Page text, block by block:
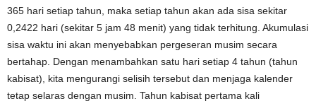
365 hari setiap tahun, maka setiap tahun akan ada sisa sekitar
0,2422 hari (sekitar 5 jam 48 menit) yang tidak terhitung. Akumulasi
sisa waktu ini akan menyebabkan pergeseran musim secara
bertahap. Dengan menambahkan satu hari setiap 4 tahun (tahun
kabisat), kita mengurangi selisih tersebut dan menjaga kalender
tetap selaras dengan musim. Tahun kabisat pertama kali